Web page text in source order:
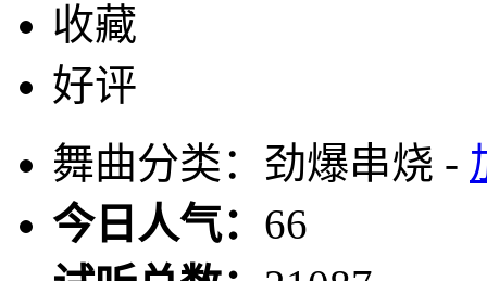
收藏
好评
舞曲分类：劲爆串烧 -
今日人气： 66